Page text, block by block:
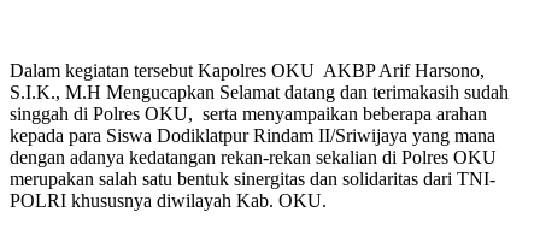
Dalam kegiatan tersebut Kapolres OKU AKBP Arif Harsono,
S.I.K., M.H Mengucapkan Selamat datang dan terimakasih sudah
singgah di Polres OKU, serta menyampaikan beberapa arahan
kepada para Siswa Dodiklatpur Rindam II/Sriwijaya yang mana
dengan adanya kedatangan rekan-rekan sekalian di Polres OKU
merupakan salah satu bentuk sinergitas dan solidaritas dari TNI-
POLRI khususnya diwilayah Kab. OKU.